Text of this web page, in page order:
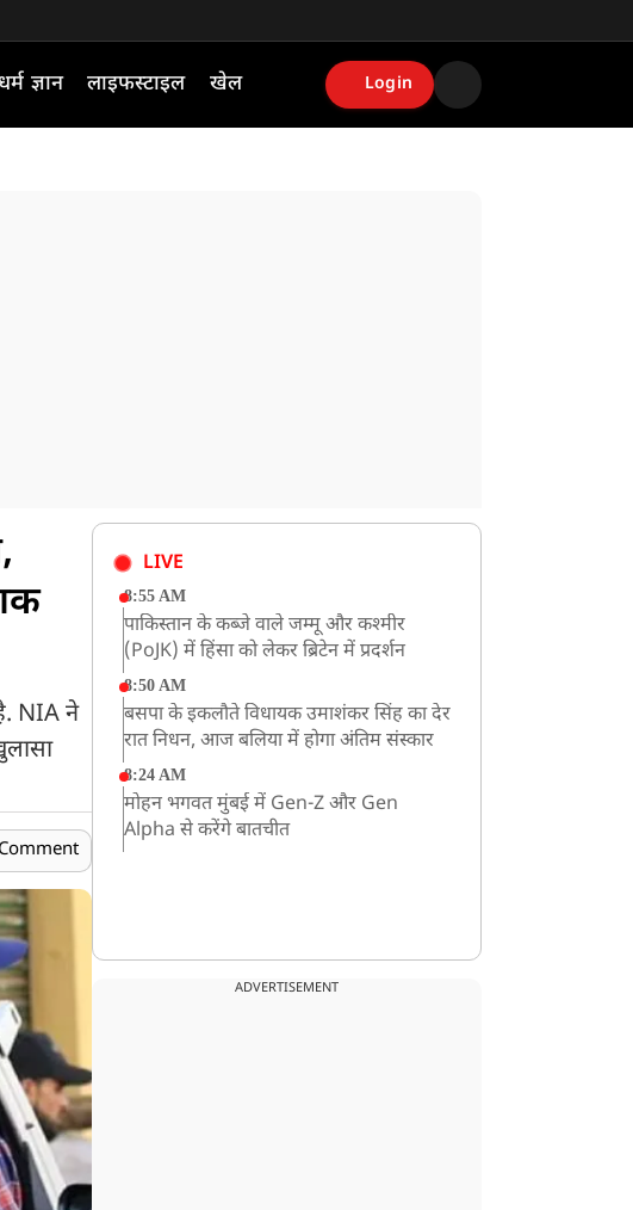
ज्ञान लाइफस्टाइल खेल Login
NIA ने
Comment
LIVE
8:55 AM
पाकिस्तान के कब्जे वाले जम्मू और कश्मीर
(PoJK) में हिंसा को लेकर ब्रिटेन में प्रदर्शन
8:50 AM
बसपा के इकलौते विधायक उमाशंकर सिंह का देर
रात निधन, आज बलिया में होगा अंतिम संस्कार
8:24 AM
मोहन भगवत मुंबई में Gen-Z और Gen
Alpha से करेंगे बातचीत
ADVERTISEMENT